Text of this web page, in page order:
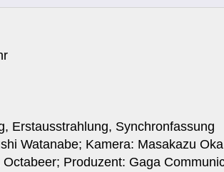
Erstausstrahlung, Synchronfassung
Watanabe; Kamera: Masakazu
Produzent: Gaga